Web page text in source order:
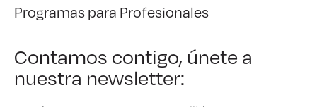
Programas para Profesionales
Contamos contigo, únete a
nuestra newsletter: